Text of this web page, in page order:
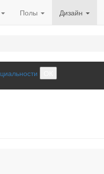
Полы Дизайн